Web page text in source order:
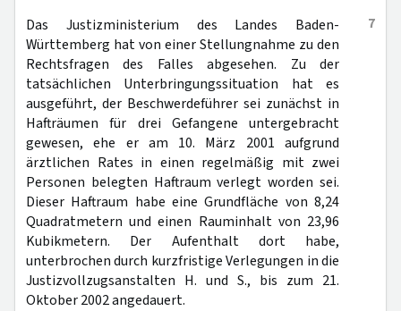
7
Das Justizministerium des Landes Baden-
Württemberg hat von einer Stellungnahme zu den
Rechtsfragen des Falles abgesehen. Zu der
tatsächlichen Unterbringungssituation hat es
ausgeführt, der Beschwerdeführer sei zunächst in
Hafträumen für drei Gefangene untergebracht
gewesen, ehe er am 10. März 2001 aufgrund
ärztlichen Rates in einen regelmäßig mit zwei
Personen belegten Haftraum verlegt worden sei.
Dieser Haftraum habe eine Grundfläche von 8,24
Quadratmetern und einen Rauminhalt von 23,96
Kubikmetern. Der Aufenthalt dort habe,
unterbrochen durch kurzfristige Verlegungen in die
Justizvollzugsanstalten H. und S., bis zum 21.
Oktober 2002 angedauert.